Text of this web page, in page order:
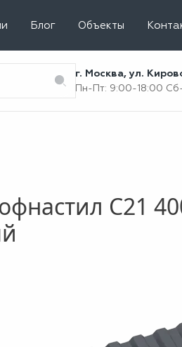
Блог Объекты
г. Москва, ул.
Пн-Пт: 9:00-18:00
С21